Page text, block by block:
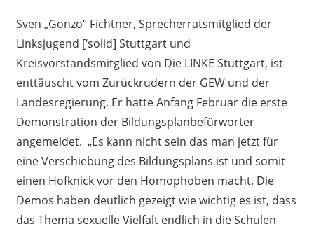
Sven „Gonzo“ Fichtner, Sprecherratsmitglied der
Linksjugend [‘solid] Stuttgart und
Kreisvorstandsmitglied von Die LINKE Stuttgart, ist
enttäuscht vom Zurückrudern der GEW und der
Landesregierung. Er hatte Anfang Februar die erste
Demonstration der Bildungsplanbefürworter
angemeldet. „Es kann nicht sein das man jetzt für
eine Verschiebung des Bildungsplans ist und somit
einen Hofknick vor den Homophoben macht. Die
Demos haben deutlich gezeigt wie wichtig es ist, dass
das Thema sexuelle Vielfalt endlich in die Schulen